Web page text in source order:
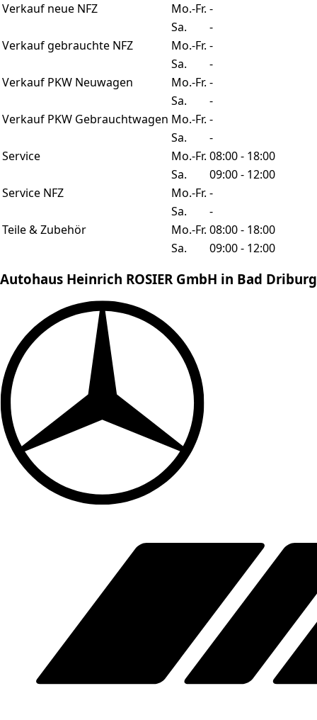
Verkauf neue NFZ
Mo.-Fr. -
Sa.
-
Verkauf gebrauchte NFZ
Mo.-Fr. -
Sa.
-
Verkauf PKW Neuwagen
Mo.-Fr. -
Sa.
-
Verkauf PKW Gebrauchtwagen Mo.-Fr. -
Sa.
-
Service
Mo.-Fr. 08:00 - 18:00
Sa.
09:00 - 12:00
Service NFZ
Mo.-Fr. -
Sa.
-
Teile & Zubehör
Mo.-Fr. 08:00 - 18:00
Sa.
09:00 - 12:00
Autohaus Heinrich ROSIER GmbH in Bad Driburg